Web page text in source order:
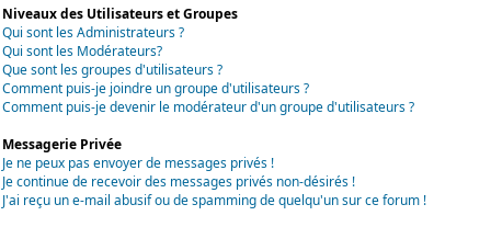
Niveaux des Utilisateurs et Groupes
Qui sont les Administrateurs ?
Qui sont les Modérateurs?
Que sont les groupes d'utilisateurs ?
Comment puis-je joindre un groupe d'utilisateurs ?
Comment puis-je devenir le modérateur d'un groupe d'utilisateurs ?
Messagerie Privée
Je ne peux pas envoyer de messages privés !
Je continue de recevoir des messages privés non-désirés !
J'ai reçu un e-mail abusif ou de spamming de quelqu'un sur ce forum !